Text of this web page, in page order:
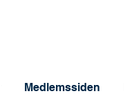
Medlemssiden